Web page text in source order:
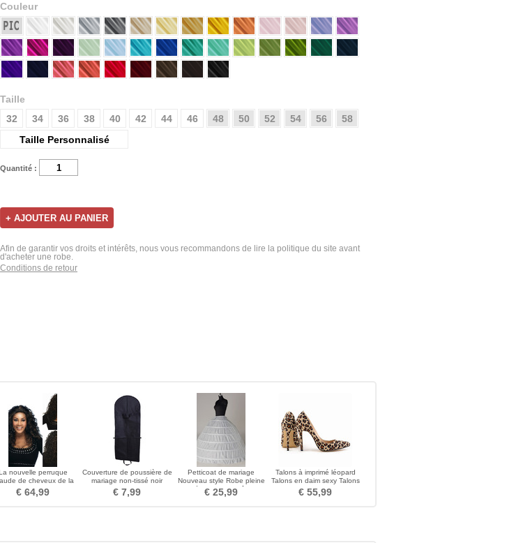
Couleur
Taille
32
34 36 38 40 42 44 46 48 50 52 54 56
58
Taille Personnalisé
Quantité :
Afin de garantir vos droits et intérêts, nous vous recommandons de lire la politique du site avant
d'acheter une robe.
Conditions de retour
nouvelle perruque
de cheveux de la
WIG Afrique Cathy AD
longue
€ 64,99
Couverture de poussière de
mariage non-tissé noir
grande couverture de
poussière de mariage
€ 7,99
Petticoat de mariage
Nouveau style Robe pleine
Développer Chaîne
€ 25,99
Talons à imprimé léopard
Talons en daim sexy Talons
de banquet de mariage
€ 55,99